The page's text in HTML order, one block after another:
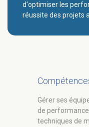
d'optimiser les
réussite des projets
Gérer ses
de
techniques de